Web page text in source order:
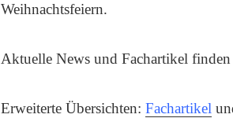
Weihnachtsfeiern.
Aktuelle News und Fachartikel
Erweiterte Übersichten:Fachartikel